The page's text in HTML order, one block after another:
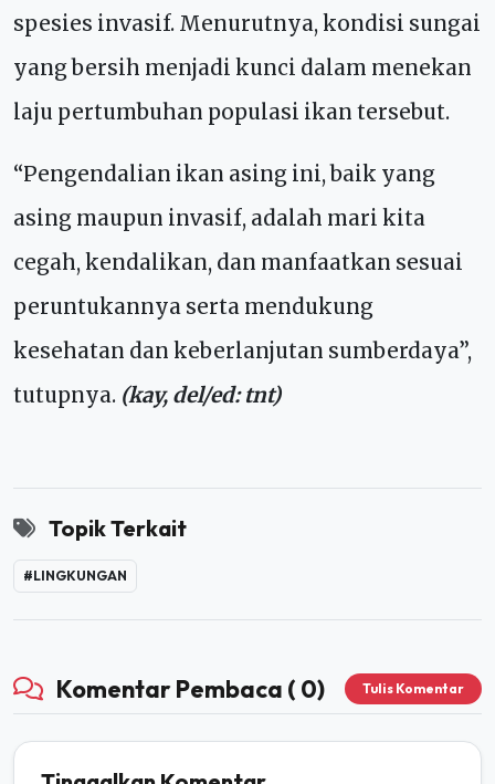
spesies invasif. Menurutnya, kondisi sungai
yang bersih menjadi kunci dalam menekan
laju pertumbuhan populasi ikan tersebut.
“Pengendalian ikan asing ini, baik yang
asing maupun invasif, adalah mari kita
cegah, kendalikan, dan manfaatkan sesuai
peruntukannya serta mendukung
kesehatan dan keberlanjutan sumberdaya”,
tutupnya. (kay, del/ed: tnt)
Topik Terkait
#LINGKUNGAN
Komentar Pembaca ( 0) Tulis Komentar